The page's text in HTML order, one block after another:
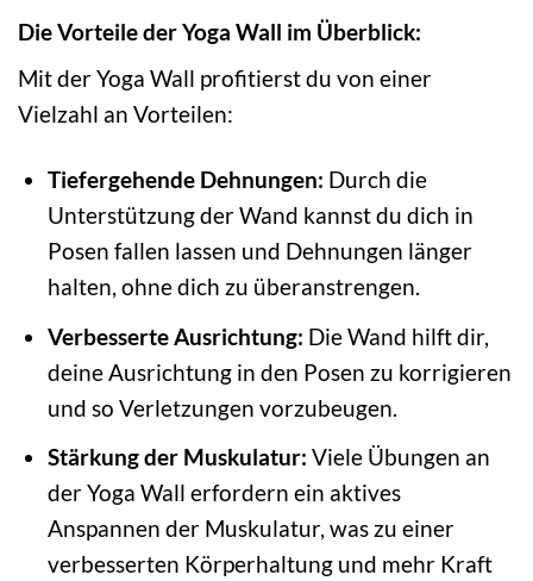
Die Vorteile der Yoga Wall im Überblick:
Mit der Yoga Wall profitierst du von einer
Vielzahl an Vorteilen:
Tiefergehende Dehnungen: Durch die
Unterstützung der Wand kannst du dich in
Posen fallen lassen und Dehnungen länger
halten, ohne dich zu überanstrengen.
Verbesserte Ausrichtung: Die Wand hilft dir,
deine Ausrichtung in den Posen zu korrigieren
und so Verletzungen vorzubeugen.
Stärkung der Muskulatur: Viele Übungen an
der Yoga Wall erfordern ein aktives
Anspannen der Muskulatur, was zu einer
verbesserten Körperhaltung und mehr Kraft